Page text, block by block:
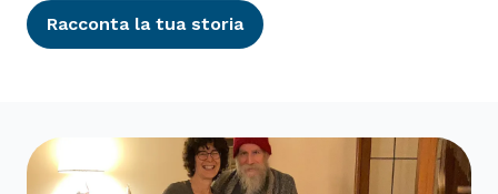
Racconta la tua storia